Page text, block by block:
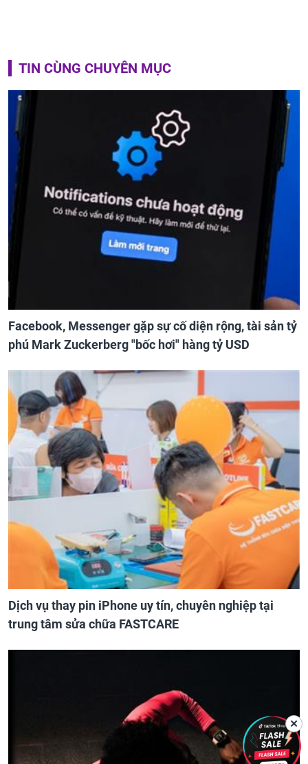
TIN CÙNG CHUYÊN MỤC
Facebook, Messenger gặp sự cố diện rộng, tài sản tỷ
phú Mark Zuckerberg "bốc hơi" hàng tỷ USD
Dịch vụ thay pin iPhone uy tín, chuyên nghiệp tại
trung tâm sửa chữa FASTCARE
✕